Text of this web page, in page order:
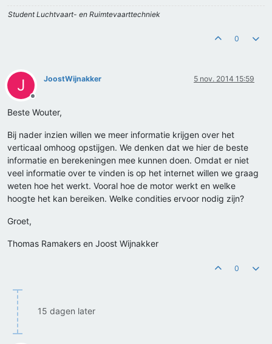
Student Luchtvaart- en Ruimtevaarttechniek
0
J
Offline
JoostWijnakker 5 nov. 2014 15:59
Beste Wouter,
Bij nader inzien willen we meer informatie krijgen over het
verticaal omhoog opstijgen. We denken dat we hier de beste
informatie en berekeningen mee kunnen doen. Omdat er niet
veel informatie over te vinden is op het internet willen we graag
weten hoe het werkt. Vooral hoe de motor werkt en welke
hoogte het kan bereiken. Welke condities ervoor nodig zijn?
Groet,
Thomas Ramakers en Joost Wijnakker
0
15 dagen later